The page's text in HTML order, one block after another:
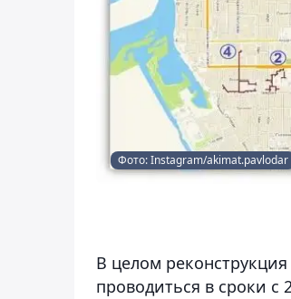
Фото: Instagram/akimat.pavlodar
В целом
проводиться в сроки с